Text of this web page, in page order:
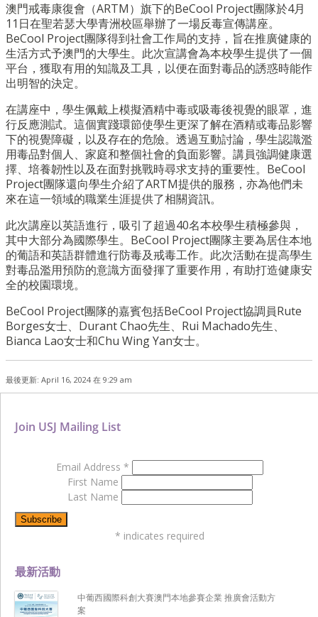
澳門戒毒康復會（ARTM）旗下的BeCool Project團隊於4月
11日在聖若瑟大學青洲校區舉辦了一場反毒宣傳講座。
BeCool Project團隊得到社會工作局的支持，旨在推廣健康的
生活方式予澳門的大學生。此次宣講會為本校學生提供了一個
平台，獲取有用的知識及工具，以便在面對毒品的誘惑時能作
出明智的決定。
在講座中，學生佩戴上模擬酒精中毒或吸毒後視覺的眼罩，進
行反應測試。這個實踐環節使學生更深了解在酒精或毒品影響
下的視覺障礙，以及存在的危險。透過互動討論，學生認識濫
用毒品對個人、家庭和整個社會的負面影響。講員強調健康選
擇、培養韌性以及在面對挑戰時尋求支持的重要性。BeCool
Project團隊還向學生介紹了ARTM提供的服務，亦為他們未
來在這一領域的職業生涯提供了相關資訊。
此次講座以英語進行，吸引了超過40名本校學生積極參與，
其中大部分為國際學生。BeCool Project團隊主要為居住本地
的葡語和英語群體進行防毒及戒毒工作。此次活動在提高學生
對毒品濫用預防的意識方面發揮了重要作用，有助打造健康安
全的校園環境。
BeCool Project團隊的嘉賓包括BeCool Project協調員Rute
Borges女士、Durant Chao先生、Rui Machado先生、
Bianca Lao女士和Chu Wing Yan女士。
最後更新: April 16, 2024 在 9:29 am
最新活動
中葡西國際科創大賽澳門本地參賽企業 推廣會活動方
案
Join USJ Mailing List
Email Address *
First Name
Last Name
* indicates required